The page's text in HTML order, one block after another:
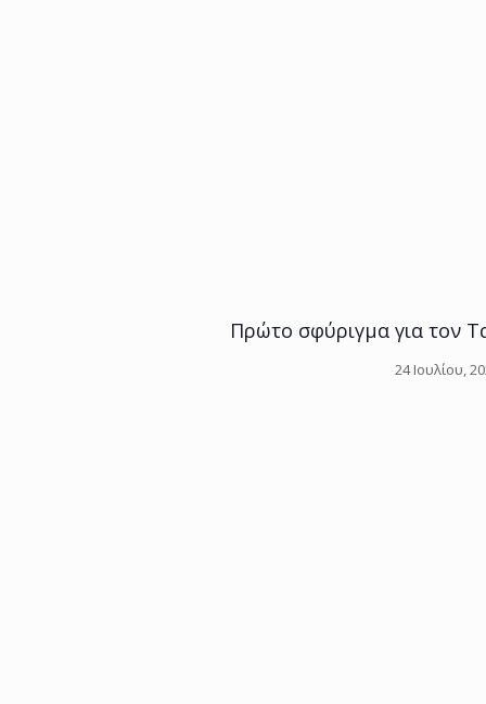
Πρώτο σφύριγμα για τον
24 Ιουλίου,